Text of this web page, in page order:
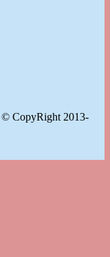
© CopyRight 2013-